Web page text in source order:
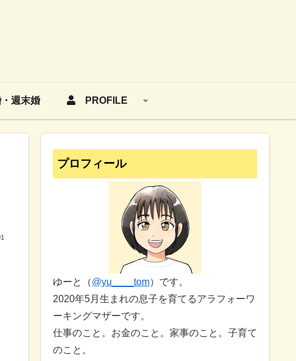
週末婚 PROFILE
プロフィール
ゆーと（@yu____tom）です。
2020年5月生まれの息子を育てるアラフォーワ
ーキングマザーです。
仕事のこと。お金のこと。家事のこと。子育て
のこと。